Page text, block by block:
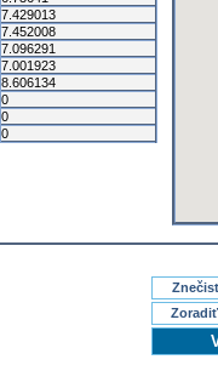
7.429013
7.452008
7.096291
7.001923
8.606134
0
0
0